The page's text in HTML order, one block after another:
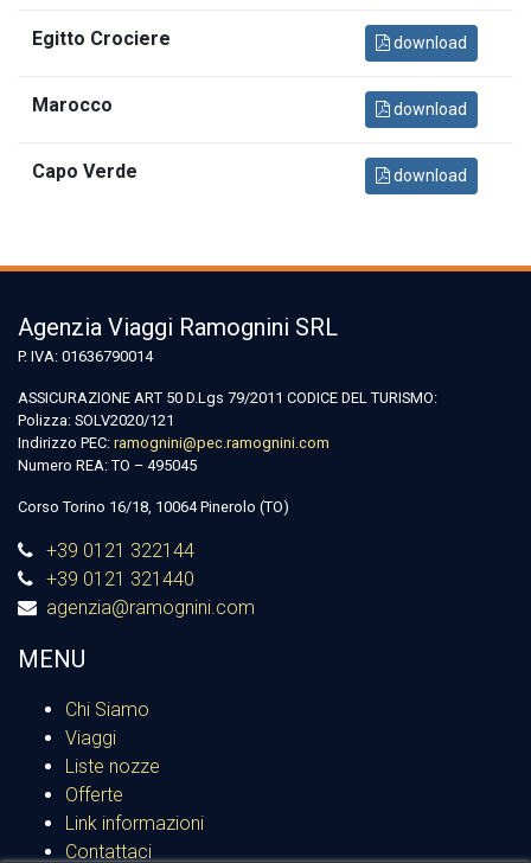
Egitto Crociere download
Marocco download
Capo Verde download
Agenzia Viaggi Ramognini SRL
P. IVA: 01636790014
ASSICURAZIONE ART 50 D.Lgs 79/2011 CODICE DEL TURISMO:
Polizza: SOLV2020/121
Indirizzo PEC: ramognini@pec.ramognini.com
Numero REA: TO – 495045
Corso Torino 16/18, 10064 Pinerolo (TO)
+39 0121 322144
+39 0121 321440
agenzia@ramognini.com
MENU
Chi Siamo
Viaggi
Liste nozze
Offerte
Link informazioni
Contattaci